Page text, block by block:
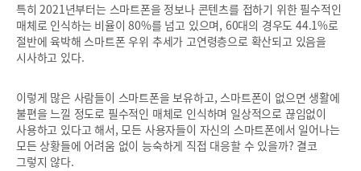
특히 2021년부터는 스마트폰을 정보나 콘텐츠를 접하기 위한 필수적인
매체로 인식하는 비율이 80%를 넘고 있으며, 60대의 경우도 44.1%로
절반에 육박해 스마트폰 우위 추세가 고연령층으로 확산되고 있음을
시사하고 있다.
이렇게 많은 사람들이 스마트폰을 보유하고, 스마트폰이 없으면 생활에
불편을 느낄 정도로 필수적인 매체로 인식하며 일상적으로 끊임없이
사용하고 있다고 해서, 모든 사용자들이 자신의 스마트폰에서 일어나는
모든 상황들에 어려움 없이 능숙하게 직접 대응할 수 있을까? 결코
그렇지 않다.